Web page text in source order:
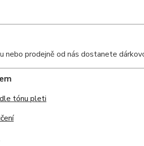
nebo prodejně od nás dostanete
tónu pleti